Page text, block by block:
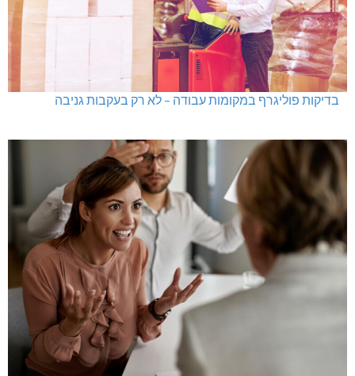
בדיקות פוליגרף במקומות עבודה – לא רק בעקבות גניבה